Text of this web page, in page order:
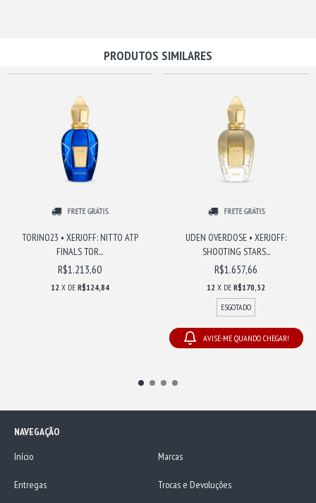
PRODUTOS SIMILARES
FRETE GRÁTIS
TORINO23 • XERJOFF: NITTO ATP
FINALS TOR...
R$1.213,60
12 X DE R$124,84
FRETE GRÁTIS
UDEN OVERDOSE • XERJOFF:
SHOOTING STARS...
R$1.657,66
12 X DER$170,52
ESGOTADO
AVISE-ME QUANDO CHEGAR!
NAVEGAÇÃO
Início
Marcas
Entregas Trocas e Devoluções